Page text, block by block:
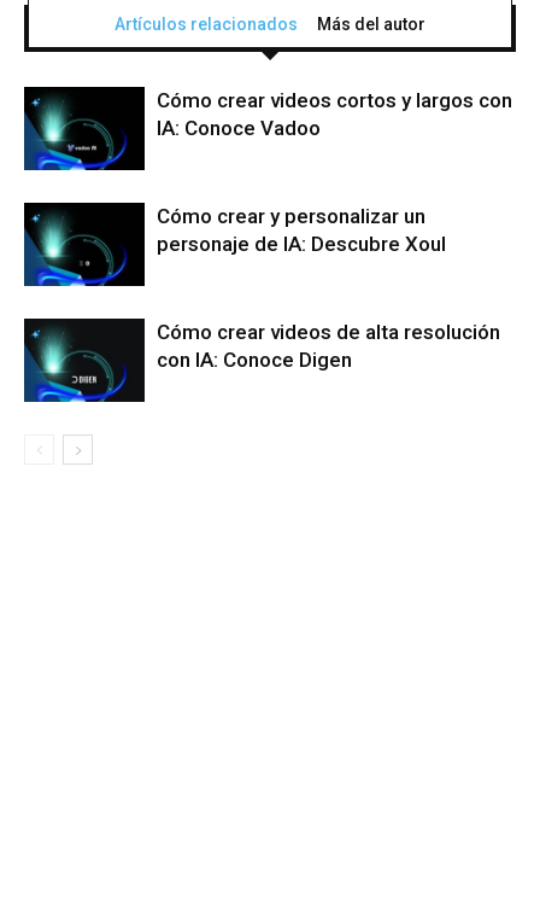
Artículos relacionados Más del autor
Cómo crear videos cortos y largos con
IA: Conoce Vadoo
Cómo crear y personalizar un
personaje de IA: Descubre Xoul
Cómo crear videos de alta resolución
con IA: Conoce Digen